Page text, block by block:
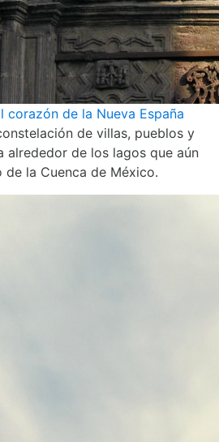
corazón de la Nueva España
de villas, pueblos y
alrededor de los lagos que aún
la Cuenca de México.